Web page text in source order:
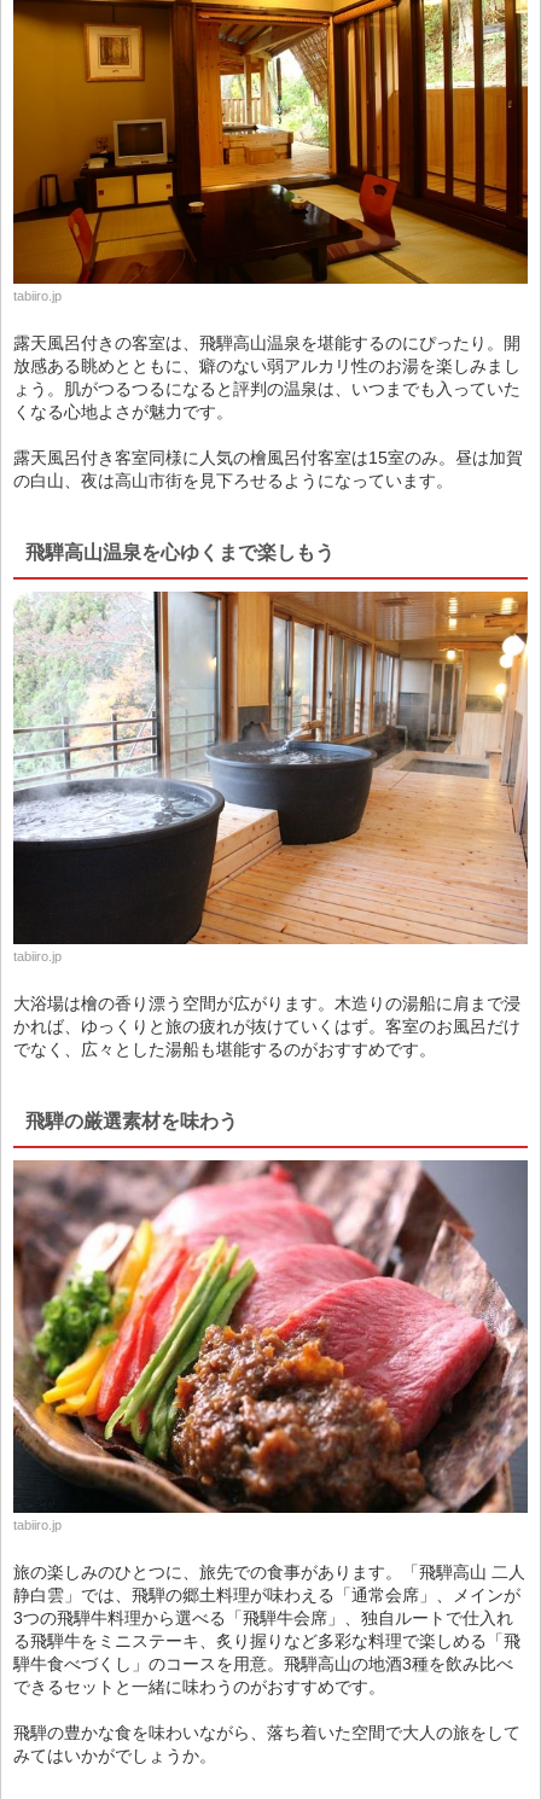
tabiiro.jp
露天風呂付きの客室は、飛騨高山温泉を堪能するのにぴったり。開
放感ある眺めとともに、癖のない弱アルカリ性のお湯を楽しみまし
ょう。肌がつるつるになると評判の温泉は、いつまでも入っていた
くなる心地よさが魅力です。
露天風呂付き客室同様に人気の檜風呂付客室は15室のみ。昼は加賀
の白山、夜は高山市街を見下ろせるようになっています。
飛騨高山温泉を心ゆくまで楽しもう
tabiiro.jp
大浴場は檜の香り漂う空間が広がります。木造りの湯船に肩まで浸
かれば、ゆっくりと旅の疲れが抜けていくはず。客室のお風呂だけ
でなく、広々とした湯船も堪能するのがおすすめです。
飛騨の厳選素材を味わう
tabiiro.jp
旅の楽しみのひとつに、旅先での食事があります。「飛騨高山 二人
静白雲」では、飛騨の郷土料理が味わえる「通常会席」、メインが
3つの飛騨牛料理から選べる「飛騨牛会席」、独自ルートで仕入れ
る飛騨牛をミニステーキ、炙り握りなど多彩な料理で楽しめる「飛
騨牛食べづくし」のコースを用意。飛騨高山の地酒3種を飲み比べ
できるセットと一緒に味わうのがおすすめです。
飛騨の豊かな食を味わいながら、落ち着いた空間で大人の旅をして
みてはいかがでしょうか。